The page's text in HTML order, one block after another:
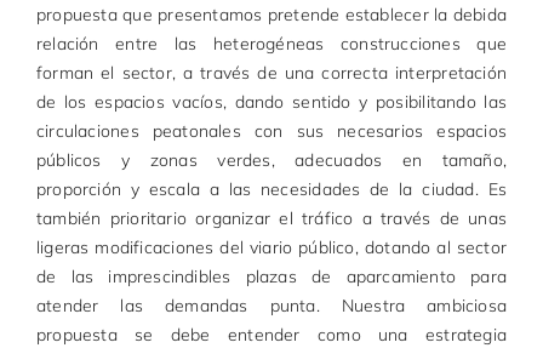
propuesta que presentamos pretende establecer la debida
relación entre las heterogéneas construcciones que
forman el sector, a través de una correcta interpretación
de los espacios vacíos, dando sentido y posibilitando las
circulaciones peatonales con sus necesarios espacios
públicos y zonas verdes, adecuados en tamaño,
proporción y escala a las necesidades de la ciudad. Es
también prioritario organizar el tráfico a través de unas
ligeras modificaciones del viario público, dotando al sector
de las imprescindibles plazas de aparcamiento para
atender las demandas punta. Nuestra ambiciosa
propuesta se debe entender como una estrategia